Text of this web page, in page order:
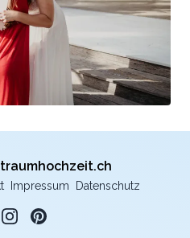
Impressum Datenschutz